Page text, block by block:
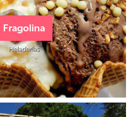
Fragolina
Heladerías